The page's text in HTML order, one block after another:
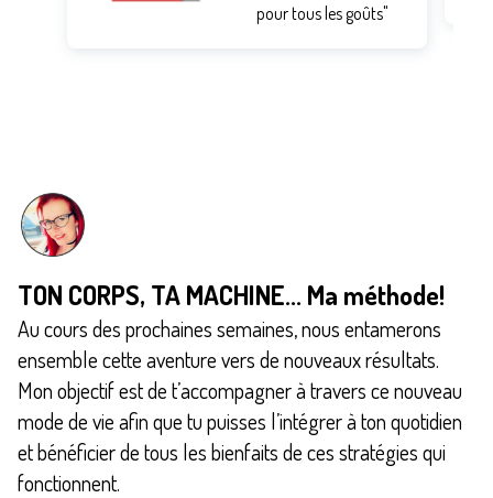
pour tous les goûts"
TON CORPS, TA MACHINE... Ma méthode!
Au cours des prochaines semaines, nous entamerons
ensemble cette aventure vers de nouveaux résultats.
Mon objectif est de t’accompagner à travers ce nouveau
mode de vie afin que tu puisses l’intégrer à ton quotidien
et bénéficier de tous les bienfaits de ces stratégies qui
fonctionnent.